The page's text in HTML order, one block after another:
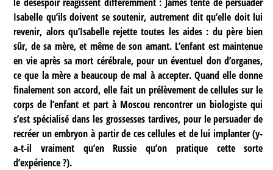
Isabelle qu’ils doivent se soutenir, autrement dit qu’elle doit lui
revenir, alors qu’Isabelle rejette toutes les aides : du père bien
sûr, de sa mère, et même de son amant. L’enfant est maintenue
en vie après sa mort cérébrale, pour un éventuel don d’organes,
ce que la mère a beaucoup de mal à accepter. Quand elle donne
finalement son accord, elle fait un prélèvement de cellules sur le
corps de l’enfant et part à Moscou rencontrer un biologiste qui
s’est spécialisé dans les grossesses tardives, pour le persuader de
recréer un embryon à partir de ces cellules et de lui implanter (y-
a-t-il vraiment qu’en Russie qu’on pratique cette sorte
d’expérience ?).